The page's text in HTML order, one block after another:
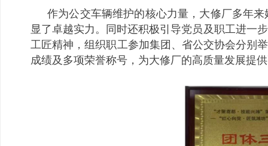
作为公交车辆维护的核心力量，大修厂多年
显了卓越实力。同时还积极引导党员及职工进一
工匠精神，组织职工参加集团、省公交协会分别
成绩及多项荣誉称号，为大修厂的高质量发展提